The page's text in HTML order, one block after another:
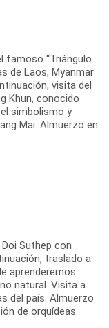
famoso “Triángulo
de Laos, Myanmar
visita del
Khun, conocido
simbolismo y
Mai. Almuerzo en
Suthep con
traslado a
aprenderemos
natural. Visita a
del país. Almuerzo
de orquídeas.